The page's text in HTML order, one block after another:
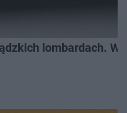
lombardach.